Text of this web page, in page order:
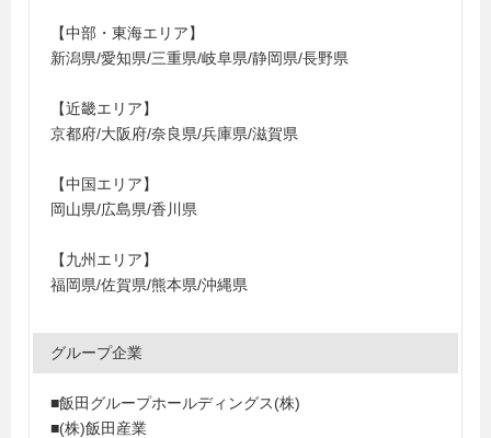
【中部・東海エリア】
新潟県/愛知県/三重県/岐阜県/静岡県/長野県
【近畿エリア】
京都府/大阪府/奈良県/兵庫県/滋賀県
【中国エリア】
岡山県/広島県/香川県
【九州エリア】
福岡県/佐賀県/熊本県/沖縄県
グループ企業
■飯田グループホールディングス(株)
■(株)飯田産業